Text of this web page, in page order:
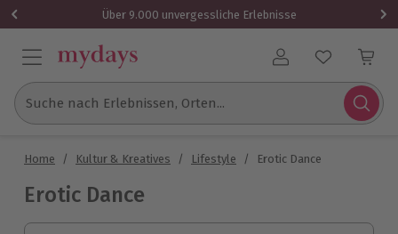
Über 9.000 unvergessliche Erlebnisse
Benutzerkonto
Suche nach Erlebnissen, Orten...
Home / Kultur & Kreatives / Lifestyle / Erotic Dance
Erotic Dance